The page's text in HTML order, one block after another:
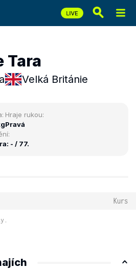
Tara
Velká Británie
Hraje rukou:
Pravá
- / 77.
Kurs